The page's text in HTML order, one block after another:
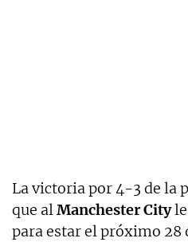
La victoria por 4-3 de la
que alManchester Cityle
para estar el próximo 28